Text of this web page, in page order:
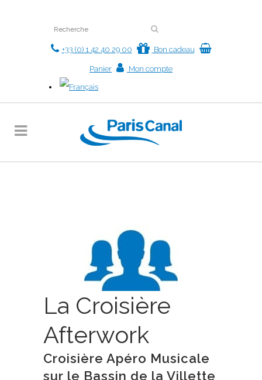
+33 (0) 1 42 40 29 00 Bon cadeau
Panier Mon compte
La Croisière
Afterwork
Croisière Apéro Musicale
sur le Bassin de la Villette